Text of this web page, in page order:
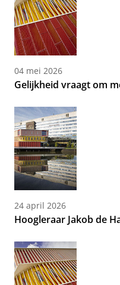
04 mei 2026
Gelijkheid vraagt om
24 april 2026
Hoogleraar Jakob de